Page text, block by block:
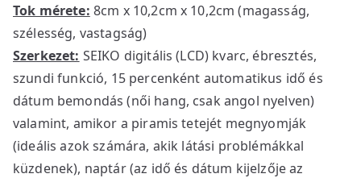
Tok mérete: 8cm x 10,2cm x 10,2cm (magasság,
szélesség, vastagság)
Szerkezet: SEIKO digitális (LCD) kvarc, ébresztés,
szundi funkció, 15 percenként automatikus idő és
dátum bemondás (női hang, csak angol nyelven)
valamint, amikor a piramis tetejét megnyomják
(ideális azok számára, akik látási problémákkal
küzdenek), naptár (az idő és dátum kijelzője az